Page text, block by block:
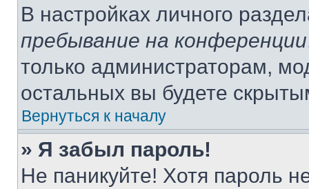
В настройках личного
пребывание на конференции
только администраторам,
остальных вы будете
Вернуться к началу
» Я забыл пароль!
Не паникуйте! Хотя пароль